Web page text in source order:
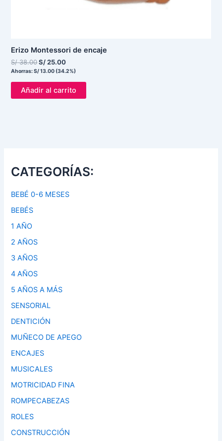
Erizo Montessori de encaje
S/38.00S/25.00
Ahorras:S/13.00 (34.2%)
Añadir al carrito
CATEGORÍAS:
BEBÉ 0-6 MESES
BEBÉS
1 AÑO
2 AÑOS
3 AÑOS
4 AÑOS
5 AÑOS A MÁS
SENSORIAL
DENTICIÓN
MUÑECO DE APEGO
ENCAJES
MUSICALES
MOTRICIDAD FINA
ROMPECABEZAS
ROLES
CONSTRUCCIÓN